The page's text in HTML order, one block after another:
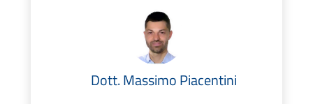
Dott. Massimo Piacentini